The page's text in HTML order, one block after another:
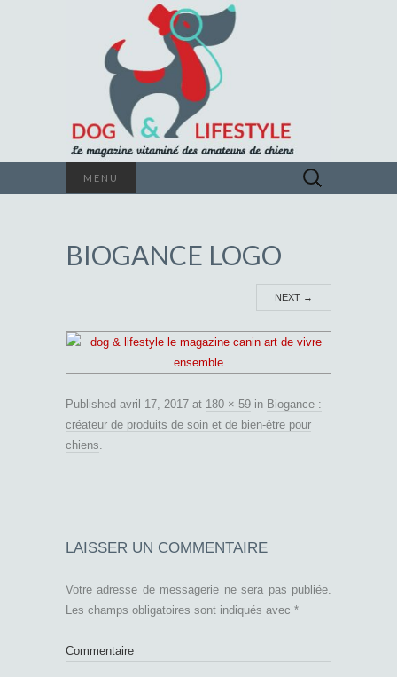
LIFESTYLE
Le magazine vitaminé des amateurs de
chiens
MENU Rechercher :
BIOGANCE LOGO
NEXT →
Published avril 17, 2017 at 180 × 59 in Biogance :
créateur de produits de soin et de bien-être pour
chiens
LAISSER UN COMMENTAIRE
Votre adresse de messagerie ne sera pas publiée.
Les champs obligatoires sont indiqués avec *
Commentaire